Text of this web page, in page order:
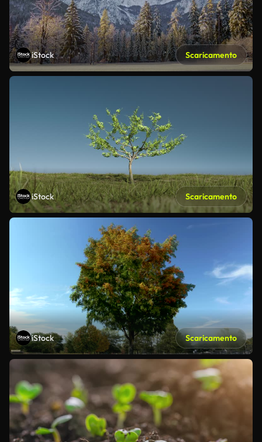
iStock Scaricamento
iStock Scaricamento
iStock Scaricamento